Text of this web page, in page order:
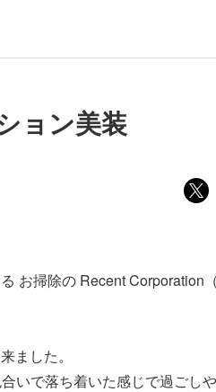
ョン美装
お掃除の Recent Corporation
ました。
いで落ち着いた感じで過ごし